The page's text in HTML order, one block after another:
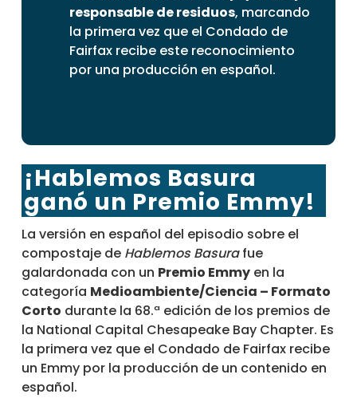
responsable de residuos, marcando
la primera vez que el Condado de
Fairfax recibe este reconocimiento
por una producción en español.
¡Hablemos Basura
ganó un Premio Emmy!
La versión en español del episodio sobre el
compostaje de Hablemos Basurafue
galardonada con un Premio Emmy en la
categoría Medioambiente/Ciencia – Formato
Corto durante la 68.ª edición de los premios de
la National Capital Chesapeake Bay Chapter. Es
la primera vez que el Condado de Fairfax recibe
un Emmy por la producción de un contenido en
español.